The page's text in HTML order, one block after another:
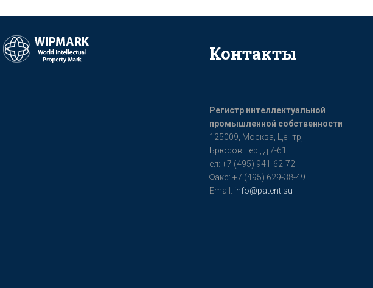
Контакты
Регистр интеллектуальной
промышленной собственности
125009, Мoсква, Цeнтр,
Бpюсoв пер., д.7-61
ел: +7 (495) 941-62-72
Факс: +7 (495) 629-38-49
Email: info@patent.su